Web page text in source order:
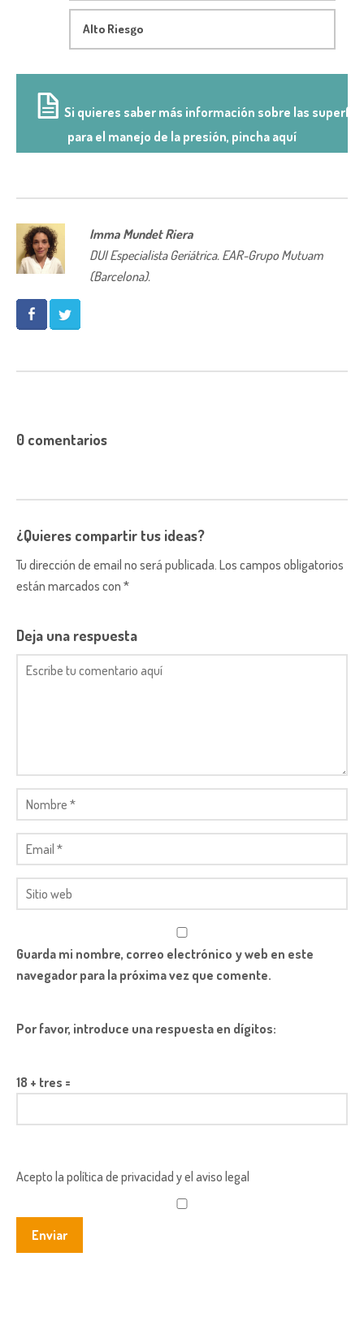
Alto Riesgo
Si quieres saber más información sobre las
para el manejo de la presión, pincha aquí
Imma Mundet Riera
DUI Especialista Geriátrica. EAR-Grupo Mutuam
(Barcelona).
0 comentarios
¿Quieres compartir tus ideas?
Tu dirección de email no será publicada. Los campos obligatorios
están marcados con *
Deja una respuesta
Guarda mi nombre, correo electrónico y web en este
navegador para la próxima vez que comente.
Por favor, introduce una respuesta en dígitos:
18 + tres =
Acepto la política de privacidad y el aviso legal